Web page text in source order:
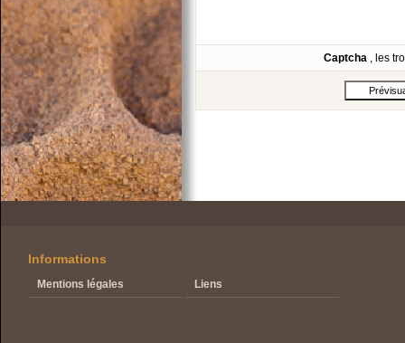
Captcha , les
Informations
Mentions légales Liens